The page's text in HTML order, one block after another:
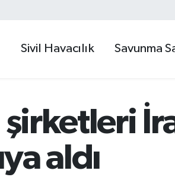
Sivil Havacılık Savunma
şirketleri
aldı